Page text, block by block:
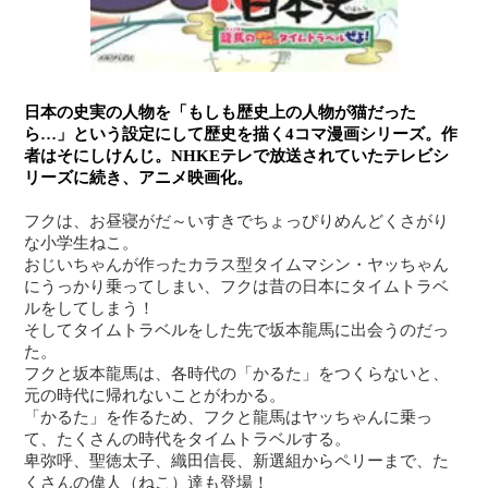
日本の史実の人物を「もしも歴史上の人物が猫だった
ら…」という設定にして歴史を描く4コマ漫画シリーズ。作
者はそにしけんじ。NHKEテレで放送されていたテレビシ
リーズに続き、アニメ映画化。
フクは、お昼寝がだ～いすきでちょっぴりめんどくさがり
な小学生ねこ。
おじいちゃんが作ったカラス型タイムマシン・ヤッちゃん
にうっかり乗ってしまい、フクは昔の日本にタイムトラベ
ルをしてしまう！
そしてタイムトラベルをした先で坂本龍馬に出会うのだっ
た。
フクと坂本龍馬は、各時代の「かるた」をつくらないと、
元の時代に帰れないことがわかる。
「かるた」を作るため、フクと龍馬はヤッちゃんに乗っ
て、たくさんの時代をタイムトラベルする。
卑弥呼、聖徳太子、織田信長、新選組からペリーまで、た
くさんの偉人（ねこ）達も登場！